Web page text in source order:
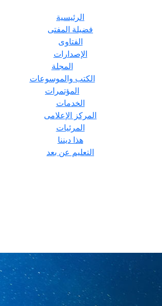
الرئيسية
فضيلة المفتى
الفتاوى
الإصدارات
المجلة
الكتب والموسوعات
المؤتمرات
الخدمات
المركز الإعلامى
المرئيات
هذا ديننا
التعليم عن بعد